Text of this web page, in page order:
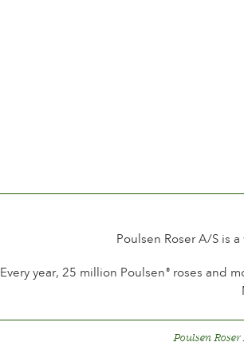
Poulsen Roser A/S is
Every year, 25 million Poulsen®roses and
Poulsen Roser